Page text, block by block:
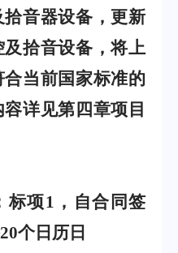
音器设备，更新
拾音设备，将上
当前国家标准的
详见第四章项目
标项1 ，自合同签
20个日历日